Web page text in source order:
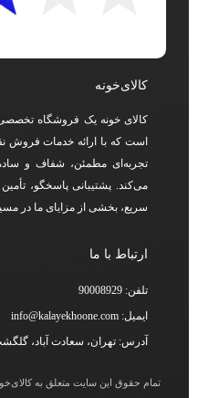
کالای‌خونه
کالای خونه یک فروشگاه تخصصی
است که با ارائه خدمات فروش
تجربه‌ای مطمئن، شفاف و
می‌کند. پشتیبانی پاسخگو،
سریع، بخشی از مزایای ما در
ارتباط با ما
تلفن: 90008929
ایمیل: info@kalayekhoone.com
آدرس: تهران، سعادت آباد، گلگشت،
تمام حقوق این سایت متعلق به